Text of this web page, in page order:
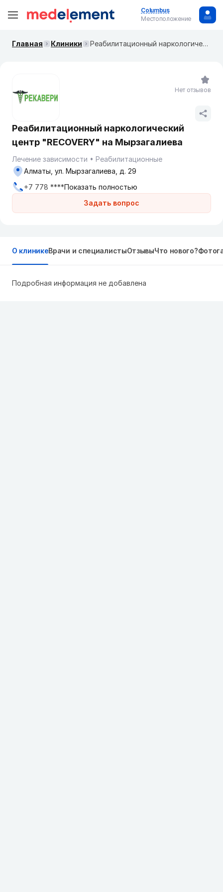
Columbus
Местоположение
Главная Клиники Реабилитационный наркологический центр "RECOVERY" на Мырзагалиева
Реабилитационный наркологический
центр "RECOVERY" на Мырзагалиева
Лечение зависимости Реабилитационные
Задать вопрос
Алматы, ул. Мырзагалиева, д. 29
+7 778 ****Показать полностью
Нет отзывов
О клиникеВрачи и специалистыОтзывыЧто нового?
Подробная информация не добавлена